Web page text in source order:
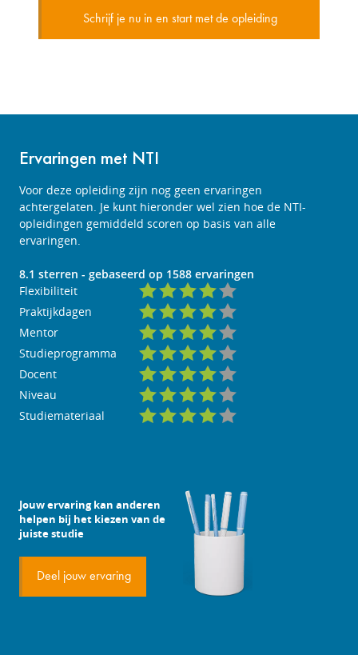
Schrijf je nu in en start met de opleiding
Ervaringen met NTI
Voor deze opleiding zijn nog geen ervaringen
achtergelaten. Je kunt hieronder wel zien hoe de NTI-
opleidingen gemiddeld scoren op basis van alle
ervaringen.
8.1 sterren - gebaseerd op 1588 ervaringen
Flexibiliteit
Praktijkdagen
Mentor
Studieprogramma
Docent
Niveau
Studiemateriaal
Jouw ervaring kan anderen
helpen bij het kiezen van de
juiste studie
Deel jouw ervaring